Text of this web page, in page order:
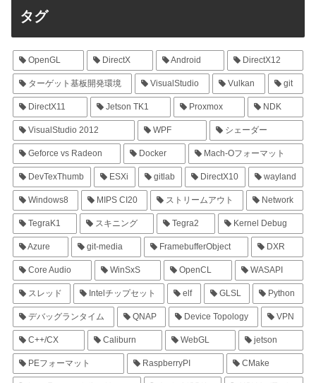
タグ
OpenGL DirectX Android DirectX12
ターゲット基板開発環境 VisualStudio Vulkan git
DirectX11 Jetson TK1 Proxmox NDK
VisualStudio 2012 WPF シェーダー
Geforce vs Radeon Docker Mach-Oフォーマット
DevTexThumb ESXi gitlab DirectX10 wayland
Windows8 MIPS CI20 ストリームアウト Network
TegraK1 スキニング Tegra2 Kernel Debug
Azure git-media FramebufferObject DXR
Core Audio WinSxS OpenCL WASAPI
スレッド Intelチップセット elf GLSL Python
デバッグランタイム QNAP Device Topology VPN
C++/CX Caliburn WebGL jetson
PEフォーマット RaspberryPI CMake